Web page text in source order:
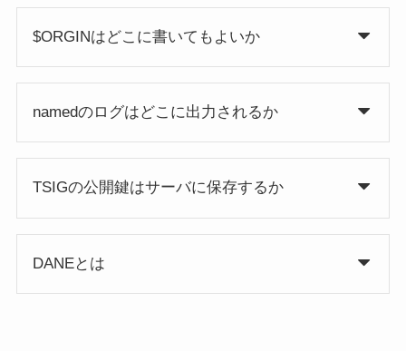
$ORGINはどこに書いてもよいか
namedのログはどこに出力されるか
TSIGの公開鍵はサーバに保存するか
DANEとは